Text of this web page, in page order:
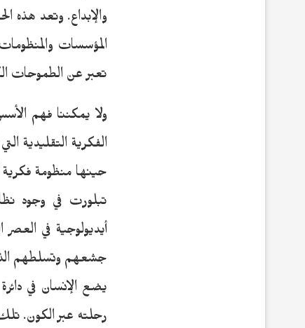
والإبداع. وتعد هذه
المؤسسات
تعبر عن الطموحات
ولا يمكننا فهم
الفكرية التقليدية
حينها منظومة فكرية
تبلورت في وجود
أيديولوجية في
جشعهم وتسلطهم الذي
يضع الإنسان في
رحلته عبر الكون.